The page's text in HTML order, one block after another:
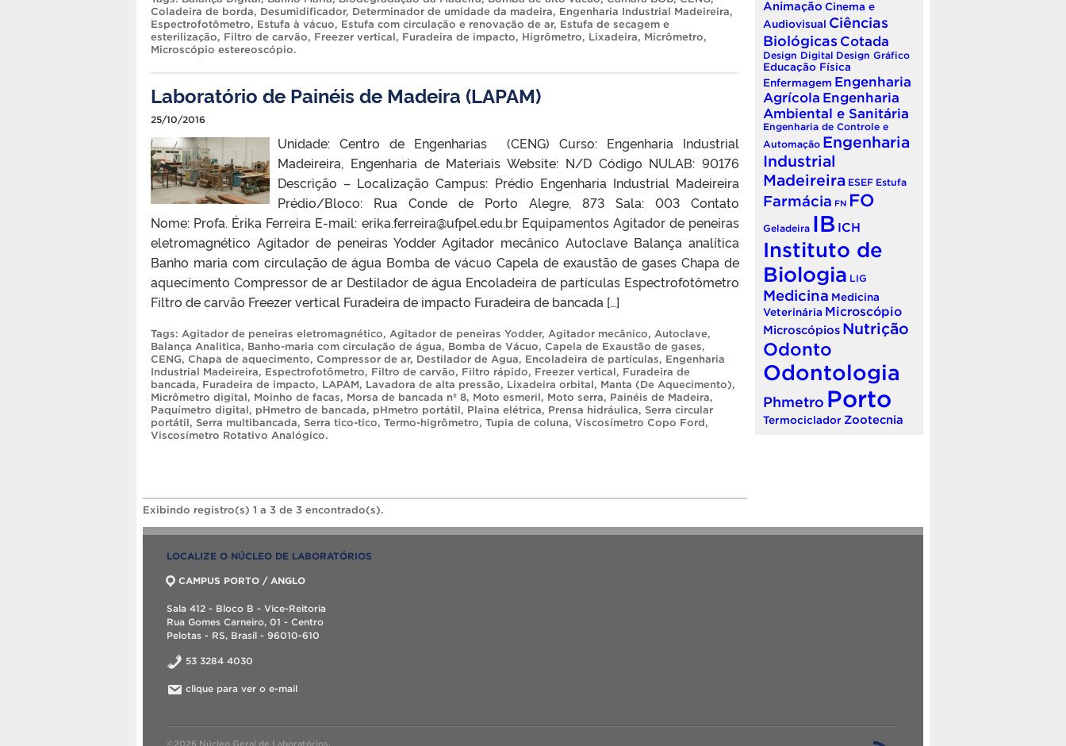
Coladeira de borda, Desumidificador, Determinador de umidade da madeira, Engenharia Industrial Madeireira,
Espectrofotômetro, Estufa à vácuo, Estufa com circulação e renovação de ar, Estufa de secagem e
esterilização, Filtro de carvão, Freezer vertical, Furadeira de impacto, Higrômetro, Lixadeira, Micrômetro,
Microscópio estereoscópio.
Laboratório de Painéis de Madeira (LAPAM)
25/10/2016
Unidade: Centro de Engenharias (CENG) Curso: Engenharia Industrial
Madeireira, Engenharia de Materiais Website: N/D Código NULAB: 90176
Descrição – Localização Campus: Prédio Engenharia Industrial Madeireira
Prédio/Bloco: Rua Conde de Porto Alegre, 873 Sala: 003 Contato
Nome: Profa. Érika Ferreira E-mail: erika.ferreira@ufpel.edu.br Equipamentos Agitador de peneiras
eletromagnético Agitador de peneiras Yodder Agitador mecânico Autoclave Balança analítica
Banho maria com circulação de água Bomba de vácuo Capela de exaustão de gases Chapa de
aquecimento Compressor de ar Destilador de água Encoladeira de partículas Espectrofotômetro
Filtro de carvão Freezer vertical Furadeira de impacto Furadeira de bancada […]
Tags: Agitador de peneiras eletromagnético, Agitador de peneiras Yodder, Agitador mecânico, Autoclave,
Balança Analitica, Banho-maria com circulação de água, Bomba de Vácuo, Capela de Exaustão de gases,
CENG, Chapa de aquecimento, Compressor de ar, Destilador de Agua, Encoladeira de partículas, Engenharia
Industrial Madeireira, Espectrofotômetro, Filtro de carvão, Filtro rápido, Freezer vertical, Furadeira de
bancada, Furadeira de impacto, LAPAM, Lavadora de alta pressão, Lixadeira orbital, Manta (De Aquecimento),
Micrômetro digital, Moinho de facas, Morsa de bancada nº 8, Moto esmeril, Moto serra, Painéis de Madeira,
Paquímetro digital, pHmetro de bancada, pHmetro portátil, Plaina elétrica, Prensa hidráulica, Serra circular
portátil, Serra multibancada, Serra tico-tico, Termo-higrômetro, Tupia de coluna, Viscosímetro Copo Ford,
Viscosímetro Rotativo Analógico.
Exibindo registro(s) 1 a 3 de 3 encontrado(s).
Animação Cinema e
Audiovisual Ciências
Biológicas Cotada
Design Digital Design Gráfico
Educação Física
Enfermagem Engenharia
Agrícola Engenharia
Ambiental e Sanitária
Engenharia de Controle e
Automação Engenharia
Industrial
Madeireira ESEF Estufa
Farmácia FN FO
Geladeira IB ICH
Instituto de
Biologia LIG
Medicina Medicina
Veterinária Microscópio
Microscópios Nutrição
Odonto
Odontologia
Phmetro Porto
Termociclador Zootecnia
LOCALIZE O NÚCLEO DE LABORATÓRIOS
CAMPUS PORTO / ANGLO
Sala 412 - Bloco B - Vice-Reitoria
Rua Gomes Carneiro, 01 - Centro
Pelotas - RS, Brasil - 96010-610
53 3284 4030
clique para ver o e-mail
©2026 Núcleo Geral de Laboratórios.